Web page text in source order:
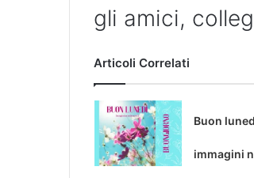
gli amici,
Articoli Correlati
Buon
immagini